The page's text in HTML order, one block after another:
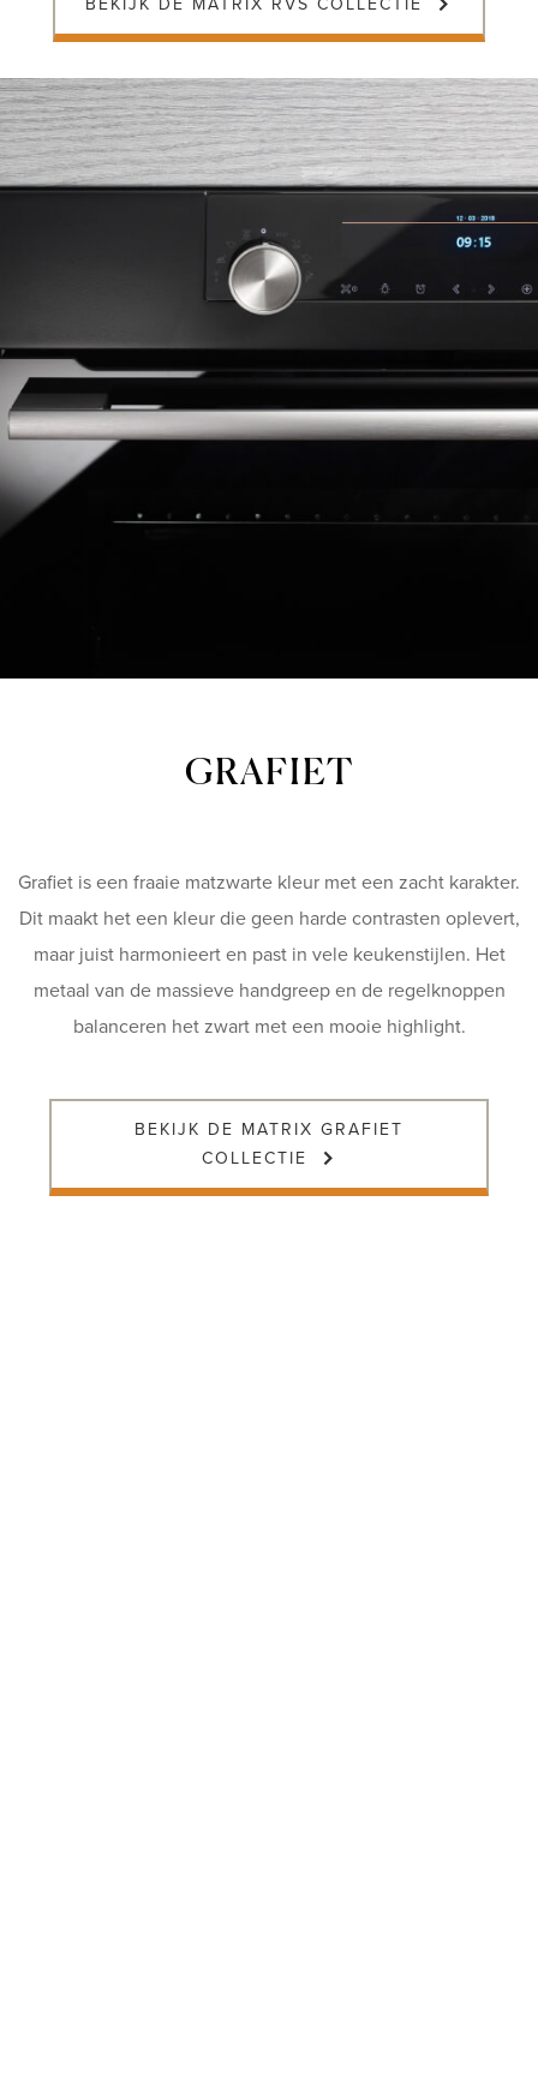
BEKIJK DE MATRIX RVS COLLECTIE
GRAFIET
Grafiet is een fraaie matzwarte kleur met een zacht karakter.
Dit maakt het een kleur die geen harde contrasten oplevert,
maar juist harmonieert en past in vele keukenstijlen. Het
metaal van de massieve handgreep en de regelknoppen
balanceren het zwart met een mooie highlight.
BEKIJK DE MATRIX GRAFIET
COLLECTIE